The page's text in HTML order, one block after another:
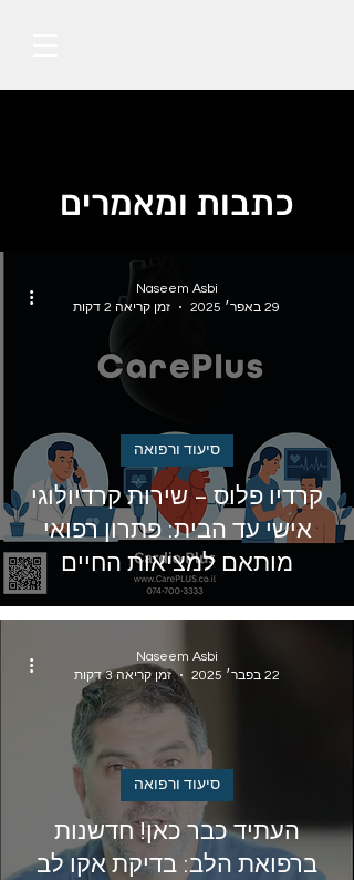
קרדיו פלוס – שירות קרדיולוגי
אישי עד הבית: פתרון רפואי
מותאם למציאות החיים
סיעוד ורפואה
Naseem Asbi
29 באפר׳ 2025
זמן קריאה 2 דקות
העתיד כבר כאן! חדשנות
ברפואת הלב: בדיקת אקו לב
סיעוד ורפואה
Naseem Asbi
22 בפבר׳ 2025
זמן קריאה 3 דקות